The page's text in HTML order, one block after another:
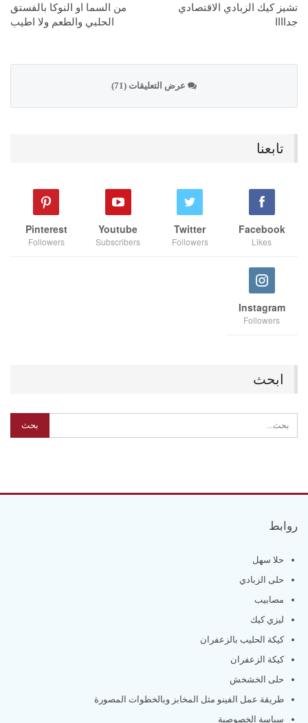
تشيز كيك الزبادي الاقتصادي
جداااا
من السما او النوكا بالفستق
الحلبي والطعم ولا اطيب
عرض التعليقات (71)
تابعنا
Facebook
Likes
Twitter
Followers
Youtube
Subscribers
Pinterest
Followers
Instagram
Followers
ابحث
روابط
حلا سهل
حلى الزبادي
مصابيب
ليزي كيك
كيكة الحليب بالزعفران
كيكة الزعفران
حلى الخشخش
طريقة عمل الفينو مثل المخابز وبالخطوات المصورة
سياسة الخصوصية